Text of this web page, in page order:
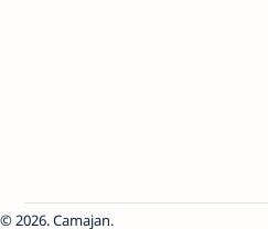
2026.Camajan.